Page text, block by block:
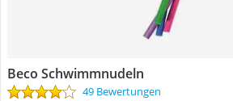
Beco Schwimmnudeln
49 Bewertungen